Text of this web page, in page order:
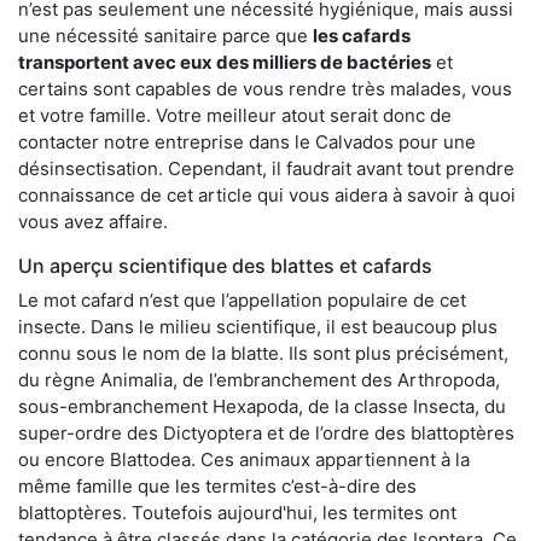
n’est pas seulement une nécessité hygiénique, mais aussi
une nécessité sanitaire parce que les cafards
transportent avec eux des milliers de bactéries et
certains sont capables de vous rendre très malades, vous
et votre famille. Votre meilleur atout serait donc de
contacter notre entreprise dans le Calvados pour une
désinsectisation. Cependant, il faudrait avant tout prendre
connaissance de cet article qui vous aidera à savoir à quoi
vous avez affaire.
Un aperçu scientifique des blattes et cafards
Le mot cafard n’est que l’appellation populaire de cet
insecte. Dans le milieu scientifique, il est beaucoup plus
connu sous le nom de la blatte. Ils sont plus précisément,
du règne Animalia, de l’embranchement des Arthropoda,
sous-embranchement Hexapoda, de la classe Insecta, du
super-ordre des Dictyoptera et de l’ordre des blattoptères
ou encore Blattodea. Ces animaux appartiennent à la
même famille que les termites c’est-à-dire des
blattoptères. Toutefois aujourd'hui, les termites ont